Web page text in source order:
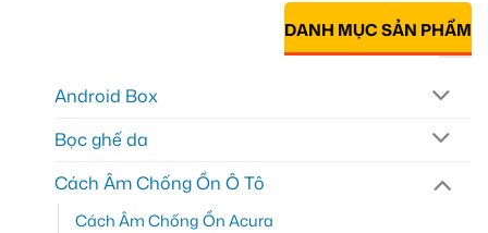
DANH MỤC SẢN PHẨM
Android Box
Bọc ghế da
Cách Âm Chống Ồn Ô Tô
Cách Âm Chống Ồn Acura